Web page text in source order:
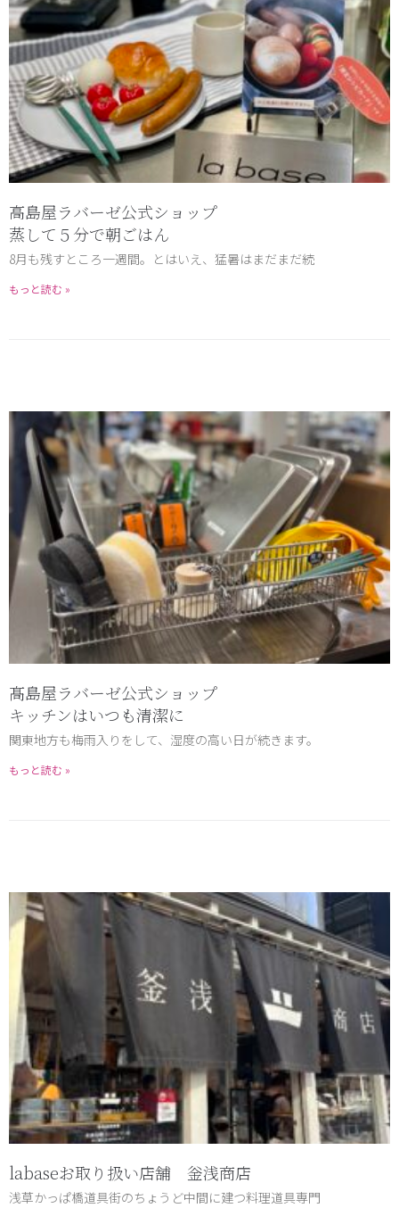
高島屋ラバーゼ公式ショップ
蒸して５分で朝ごはん
8月も残すところ一週間。とはいえ、猛暑はまだまだ続
もっと読む »
髙島屋ラバーゼ公式ショップ
キッチンはいつも清潔に
関東地方も梅雨入りをして、湿度の高い日が続きます。
もっと読む »
labaseお取り扱い店舗 釡浅商店
浅草かっぱ橋道具街のちょうど中間に建つ料理道具専門